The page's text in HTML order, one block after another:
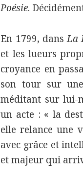
Poésie.
En 1799, dansLa
et les lueurs
croyance en
son tour sur
méditant sur lui-
un acte : « la
elle relance une
avec grâce et
et majeur qui